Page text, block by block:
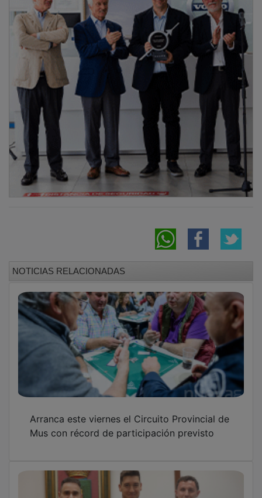
NOTICIAS RELACIONADAS
Arranca este viernes el Circuito Provincial de
Mus con récord de participación previsto
Cabanillas reconoce al triatleta Sergio Curto
tras su victoria en el Pirene Xtreme Triathlon